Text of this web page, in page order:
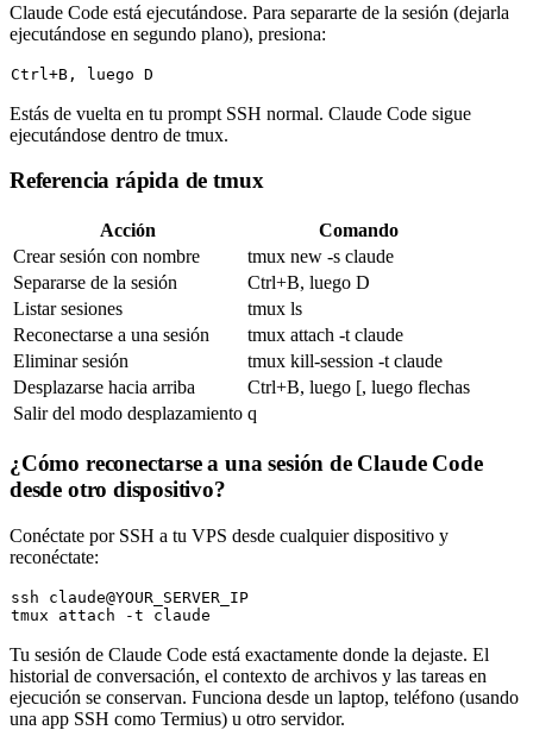
Claude Code está ejecutándose. Para separarte de la sesión (dejarla
ejecutándose en segundo plano), presiona:
Ctrl+B
Estás de vuelta en tu prompt SSH normal. Claude Code sigue
ejecutándose dentro de tmux.
Referencia rápida de tmux
Acción
Comando
Crear sesión con nombre
tmux new -s claude
Separarse de la sesión
Ctrl+B, luego D
Listar sesiones
tmux ls
Reconectarse a una sesión
tmux attach -t claude
Eliminar sesión
tmux kill-session -t claude
Desplazarse hacia arriba
Ctrl+B, luego [, luego flechas
Salir del modo desplazamiento q
¿Cómo reconectarse a una sesión de Claude Code
desde otro dispositivo?
Conéctate por SSH a tu VPS desde cualquier dispositivo y
reconéctate:
ssh claude@YOUR_SERVER_IP
Tu sesión de Claude Code está exactamente donde la dejaste. El
historial de conversación, el contexto de archivos y las tareas en
ejecución se conservan. Funciona desde un laptop, teléfono (usando
una app SSH como Termius) u otro servidor.